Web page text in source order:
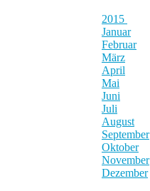
2015
Januar
Februar
März
April
Mai
Juni
Juli
August
September
Oktober
November
Dezember